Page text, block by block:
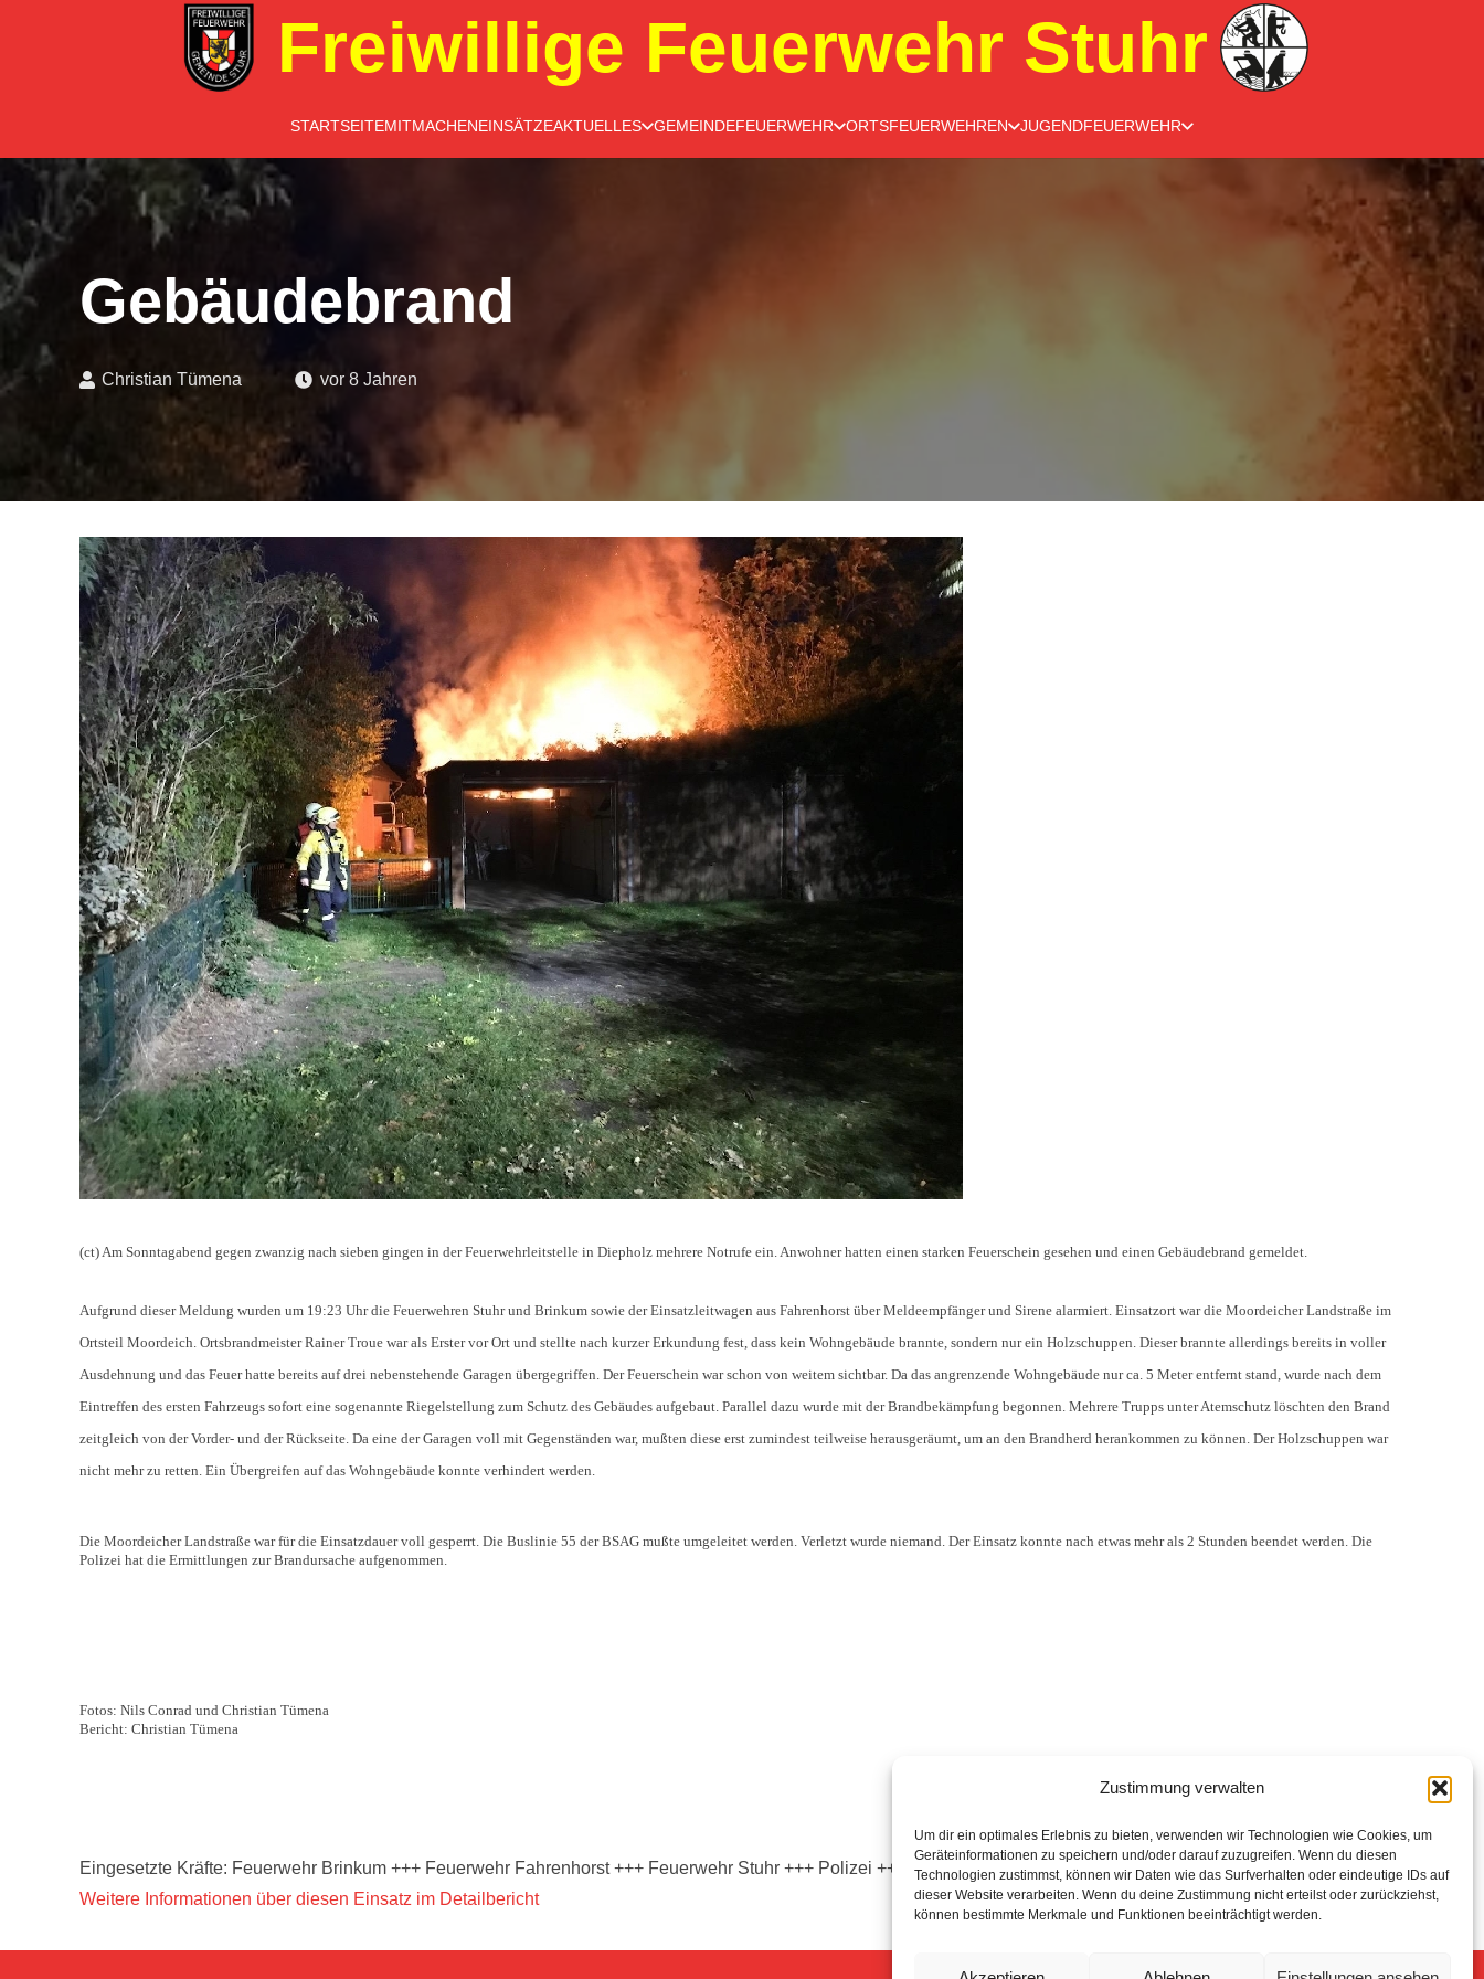
Zustimmung verwalten
Um dir ein optimales Erlebnis zu bieten, verwenden wir Technologien wie Cookies, um
Geräteinformationen zu speichern und/oder darauf zuzugreifen. Wenn du diesen
Technologien zustimmst, können wir Daten wie das Surfverhalten oder eindeutige IDs auf
dieser Website verarbeiten. Wenn du deine Zustimmung nicht erteilst oder zurückziehst,
können bestimmte Merkmale und Funktionen beeinträchtigt werden.
Freiwillige Feuerwehr Stuhr
STARTSEITEMITMACHENEINSÄTZEAKTUELLES GEMEINDEFEUERWEHR ORTSFEUERWEHREN JUGENDFEUERWEHR
Gebäudebrand
Christian Tümena vor 8 Jahren
(ct) Am Sonntagabend gegen zwanzig nach sieben gingen in der Feuerwehrleitstelle in Diepholz mehrere Notrufe ein. Anwohner hatten einen starken Feuerschein gesehen und einen Gebäudebrand gemeldet.
Aufgrund dieser Meldung wurden um 19:23 Uhr die Feuerwehren Stuhr und Brinkum sowie der Einsatzleitwagen aus Fahrenhorst über Meldeempfänger und Sirene alarmiert. Einsatzort war die Moordeicher Landstraße im
Ortsteil Moordeich. Ortsbrandmeister Rainer Troue war als Erster vor Ort und stellte nach kurzer Erkundung fest, dass kein Wohngebäude brannte, sondern nur ein Holzschuppen. Dieser brannte allerdings bereits in voller
Ausdehnung und das Feuer hatte bereits auf drei nebenstehende Garagen übergegriffen. Der Feuerschein war schon von weitem sichtbar. Da das angrenzende Wohngebäude nur ca. 5 Meter entfernt stand, wurde nach dem
Eintreffen des ersten Fahrzeugs sofort eine sogenannte Riegelstellung zum Schutz des Gebäudes aufgebaut. Parallel dazu wurde mit der Brandbekämpfung begonnen. Mehrere Trupps unter Atemschutz löschten den Brand
zeitgleich von der Vorder- und der Rückseite. Da eine der Garagen voll mit Gegenständen war, mußten diese erst zumindest teilweise herausgeräumt, um an den Brandherd herankommen zu können. Der Holzschuppen war
nicht mehr zu retten. Ein Übergreifen auf das Wohngebäude konnte verhindert werden.
Die Moordeicher Landstraße war für die Einsatzdauer voll gesperrt. Die Buslinie 55 der BSAG mußte umgeleitet werden. Verletzt wurde niemand. Der Einsatz konnte nach etwas mehr als 2 Stunden beendet werden. Die
Polizei hat die Ermittlungen zur Brandursache aufgenommen.
Fotos: Nils Conrad und Christian Tümena
Bericht: Christian Tümena
Eingesetzte Kräfte: Feuerwehr Brinkum +++ Feuerwehr Fahrenhorst +++ Feuerwehr Stuhr +++ Polizei +++ Rettungsdienst
Weitere Informationen über diesen Einsatz im Detailbericht